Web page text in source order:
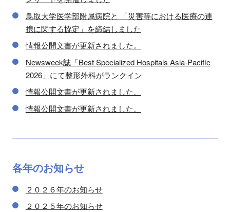
鳥取大学医学部附属病院と 「災害等における医療の連
携に関する協定」を締結しました
情報公開文書が更新されました。
Newsweek誌「Best Specialized Hospitals Asia‑Pacific
2026」にて整形外科がランクイン
情報公開文書が更新されました。
情報公開文書が更新されました。
各年のお知らせ
２０２６年のお知らせ
２０２５年のお知らせ